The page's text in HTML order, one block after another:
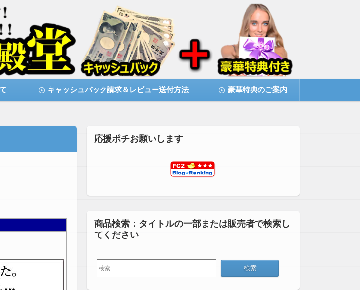
クの殿堂
キャッシュバック請求＆レビュー送付方法 豪華特典のご案内
応援ポチお願いします
商品検索：タイトルの一部または販売者で検索し
てください
検
索: